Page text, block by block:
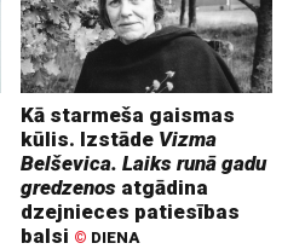
Kā starmeša gaismas
kūlis. Izstāde Vizma
Belševica. Laiks runā gadu
gredzenos atgādina
dzejnieces patiesības
balsi © DIENA